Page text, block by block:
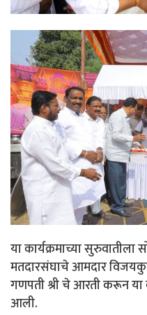
या कार्यक्रमाच्या सुरुवातीला
मतदारसंघाचे आमदार
गणपती श्री चे आरती करून या
आली.